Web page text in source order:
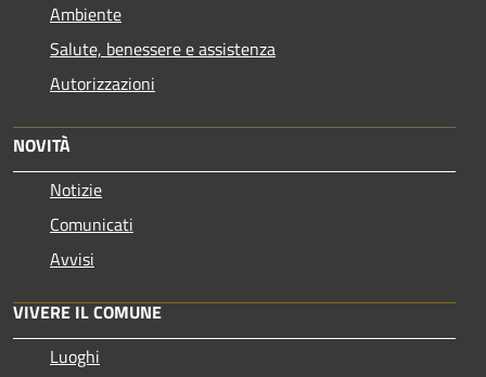
Ambiente
Salute, benessere e assistenza
Autorizzazioni
NOVITÀ
Notizie
Comunicati
Avvisi
VIVERE IL COMUNE
Luoghi